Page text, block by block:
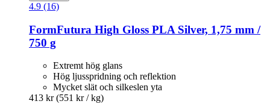
4.9 (16)
FormFutura High Gloss PLA Silver, 1,75 mm /
750 g
Extremt hög glans
Hög ljusspridning och reflektion
Mycket slät och silkeslen yta
413 kr (551 kr / kg)